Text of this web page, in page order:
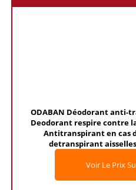
ODABAN Déodorant anti-
Deodorant respire contre
Antitranspirant en cas
detranspirant
Voir Le Prix